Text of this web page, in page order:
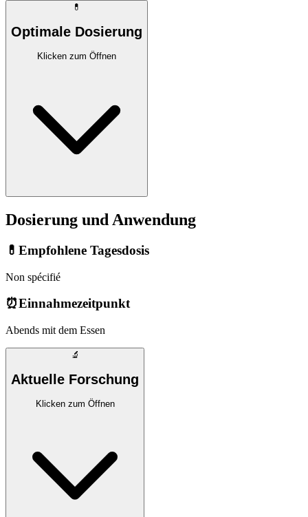
💊
Optimale Dosierung
Klicken zum Öffnen
Dosierung und Anwendung
💊 Empfohlene Tagesdosis
Non spécifié
⏰Einnahmezeitpunkt
Abends mit dem Essen
🔬
Aktuelle Forschung
Klicken zum Öffnen